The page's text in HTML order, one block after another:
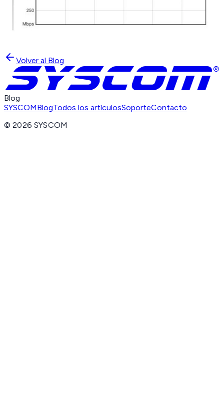
Volver al Blog
Blog
SYSCOMBlogTodos los artículosSoporteContacto
©2026 SYSCOM